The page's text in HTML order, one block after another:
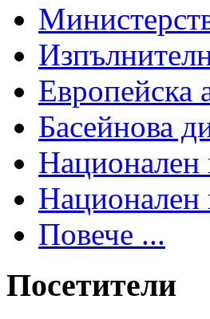
Европейска
Басейнова
Национален
Повече ...
Посетители